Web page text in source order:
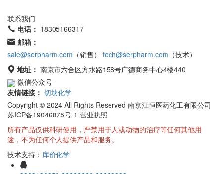
联系我们
电话： 18305166317
邮箱：
sale@serpharm.com （销售） tech@serpharm.com （技术）
地址： 南京市六合区方水路158号广德商务中心4楼440
微信公众号
友情链接： 切块化学
Copyright © 2024 All Rights Reserved 南京江恒医药化工有限公司
苏ICP备19046875号-1 营业执照
所有产品仅供科研使用，严禁用于人或动物的治疗等任何其他用
途，不为任何个人提供产品和服务。
技术支持： 库价化学